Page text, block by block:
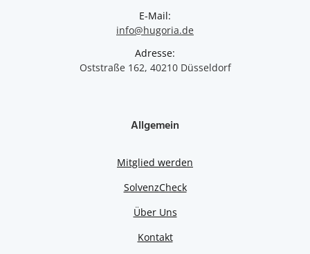
E-Mail:
info@hugoria.de
Adresse:
Oststraße 162, 40210 Düsseldorf
Allgemein
Mitglied werden
SolvenzCheck
Über Uns
Kontakt